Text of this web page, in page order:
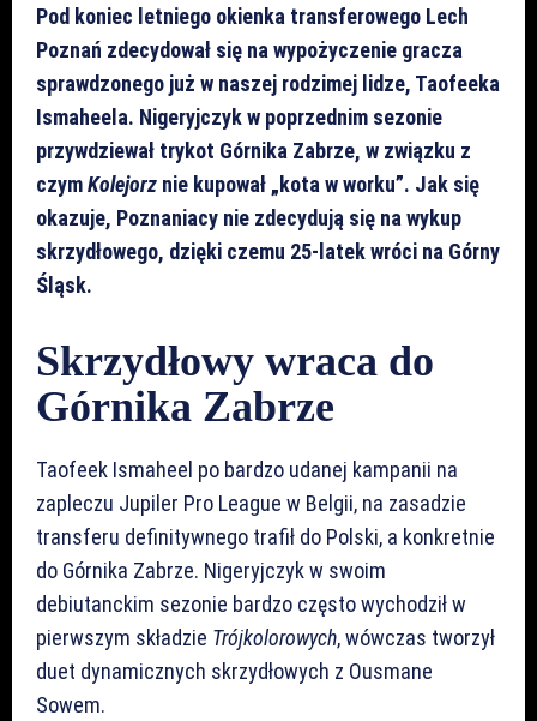
Pod koniec letniego okienka transferowego Lech
Poznań zdecydował się na wypożyczenie gracza
sprawdzonego już w naszej rodzimej lidze, Taofeeka
Ismaheela. Nigeryjczyk w poprzednim sezonie
przywdziewał trykot Górnika Zabrze, w związku z
czymKolejorz nie kupował „kota w worku”. Jak się
okazuje, Poznaniacy nie zdecydują się na wykup
skrzydłowego, dzięki czemu 25-latek wróci na Górny
Śląsk.
Skrzydłowy wraca do
Górnika Zabrze
Taofeek Ismaheel po bardzo udanej kampanii na
zapleczu Jupiler Pro League w Belgii, na zasadzie
transferu definitywnego trafił do Polski, a konkretnie
do Górnika Zabrze. Nigeryjczyk w swoim
debiutanckim sezonie bardzo często wychodził w
pierwszym składzie Trójkolorowych, wówczas tworzył
duet dynamicznych skrzydłowych z Ousmane
Sowem.